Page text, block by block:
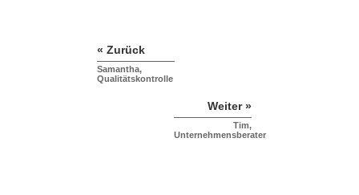
« Zurück
Samantha,
Qualitätskontrolle
Weiter »
Tim,
Unternehmensberater